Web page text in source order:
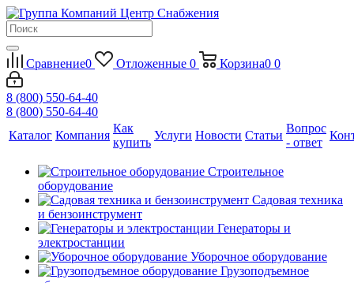
Сравнение0 Отложенные 0 Корзина0 0
8 (800) 550-64-40
8 (800) 550-64-40
Каталог Компания
Как
купить
Услуги Новости Статьи
Вопрос
- ответ
Строительное
оборудование
Садовая техника
и бензоинструмент
Генераторы и
электростанции
Уборочное оборудование
Грузоподъемное